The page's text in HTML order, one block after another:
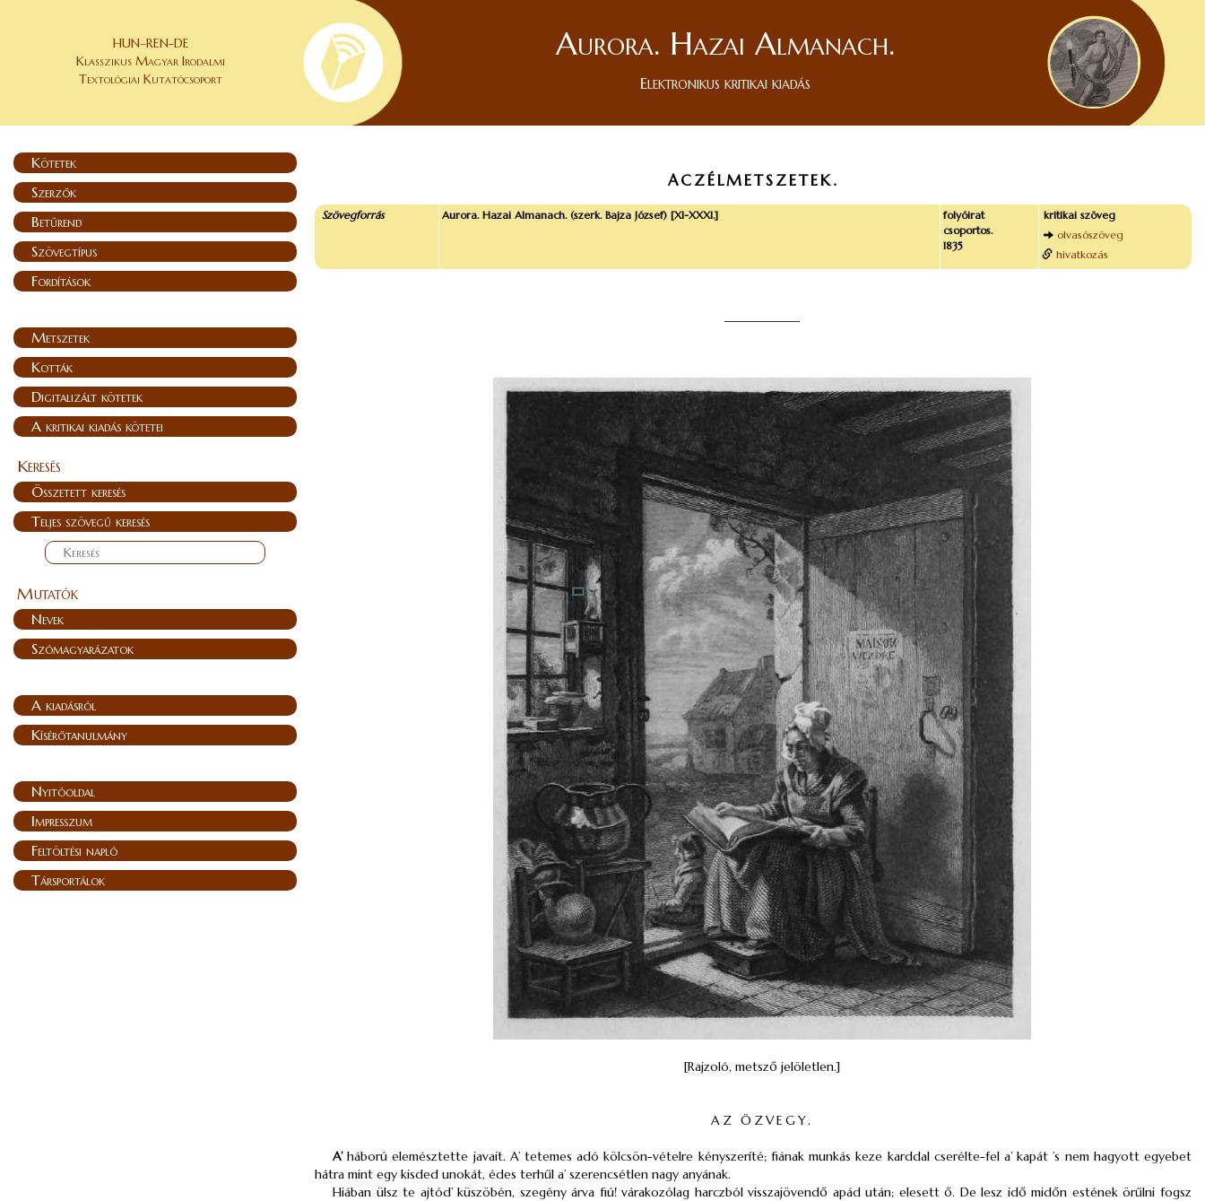
HUN–REN-DE
Klasszikus Magyar Irodalmi
Textológiai Kutatócsoport
Aurora. Hazai Almanach.
Elektronikus kritikai kiadás
Kötetek
Szerzők
Betűrend
Szövegtípus
Fordítások
Metszetek
Kották
Digitalizált kötetek
A kritikai kiadás kötetei
Keresés
Összetett keresés
Teljes szövegű keresés
Mutatók
Nevek
Szómagyarázatok
A kiadásról
Kísérőtanulmány
Nyitóoldal
Impresszum
Feltöltési napló
Társportálok
ACZÉLMETSZETEK.
Szövegforrás Aurora. Hazai Almanach. (szerk. Bajza József) [XI-XXXI.]
folyóirat
csoportos.
1835
kritikai szöveg
olvasószöveg
hivatkozás
[Rajzoló, metsző jelöletlen.]
AZ ÖZVEGY.
A’háború elemésztette javait. A’tetemes adó kölcsön-vételre kényszeríté; fiának munkás keze karddal cserélte-fel a’ kapát ’s nem hagyott egyebet
hátra mint egy kisded unokát, édes terhűl a’ szerencsétlen nagy anyának.
Hiában ülsz te ajtód’ küszöbén, szegény árva fiú! várakozólag harczból visszajövendő apád után; elesett ő. De lesz idő midőn estének örűlni fogsz